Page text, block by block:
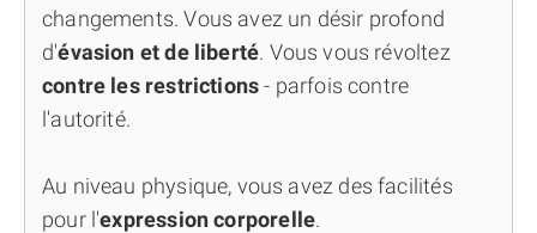
changements. Vous avez un désir profond
d'évasion et de liberté. Vous vous révoltez
contre les restrictions- parfois contre
l'autorité.
Au niveau physique, vous avez des facilités
pour l'expression corporelle.